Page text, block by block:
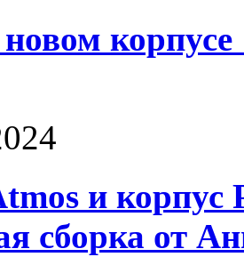
и корпус
сборка от